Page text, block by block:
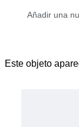
Este objeto